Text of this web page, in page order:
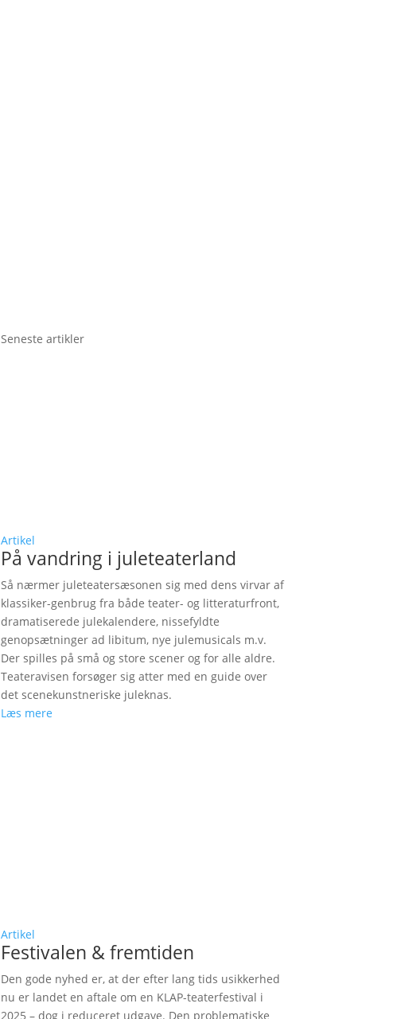
Seneste artikler
Artikel
På vandring i juleteaterland
Så nærmer juleteatersæsonen sig med dens virvar af
klassiker-genbrug fra både teater- og litteraturfront,
dramatiserede julekalendere, nissefyldte
genopsætninger ad libitum, nye julemusicals m.v.
Der spilles på små og store scener og for alle aldre.
Teateravisen forsøger sig atter med en guide over
det scenekunstneriske juleknas.
Læs mere
Artikel
Festivalen & fremtiden
Den gode nyhed er, at der efter lang tids usikkerhed
nu er landet en aftale om en KLAP-teaterfestival i
2025 – dog i reduceret udgave. Den problematiske